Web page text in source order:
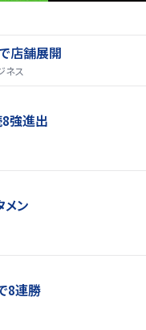
店舗展開
ネス
強進出
ン
8連勝